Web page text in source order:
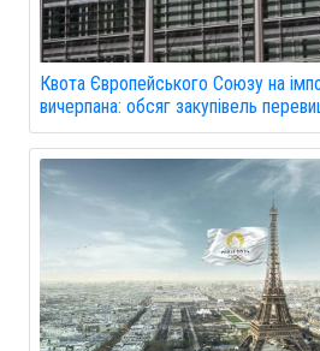
Квота Європейського Союзу на
вичерпана: обсяг закупівель